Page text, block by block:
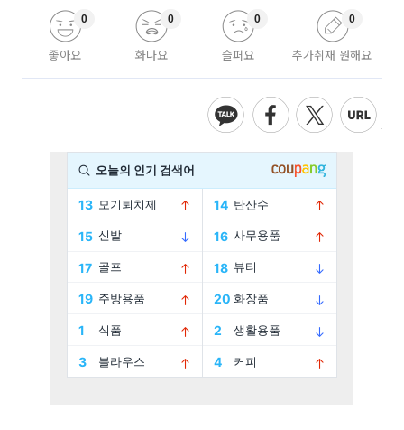
좋아요
0
화나요
0
슬퍼요
0
추가취재 원해요
0